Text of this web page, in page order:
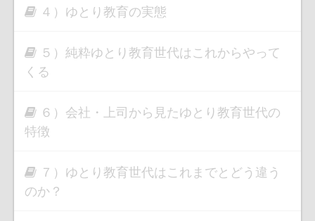
４）ゆとり教育の実態
５）純粋ゆとり教育世代はこれからやって
くる
６）会社・上司から見たゆとり教育世代の
特徴
７）ゆとり教育世代はこれまでとどう違う
のか？